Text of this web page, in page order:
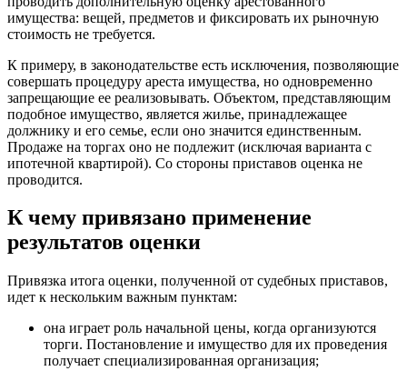
имущества: вещей, предметов и фиксировать их рыночную
стоимость не требуется.
К примеру, в законодательстве есть исключения, позволяющие
совершать процедуру ареста имущества, но одновременно
запрещающие ее реализовывать. Объектом, представляющим
подобное имущество, является жилье, принадлежащее
должнику и его семье, если оно значится единственным.
Продаже на торгах оно не подлежит (исключая варианта с
ипотечной квартирой). Со стороны приставов оценка не
проводится.
К чему привязано применение
результатов оценки
Привязка итога оценки, полученной от судебных приставов,
идет к нескольким важным пунктам:
она играет роль начальной цены, когда организуются
торги. Постановление и имущество для их проведения
получает специализированная организация;